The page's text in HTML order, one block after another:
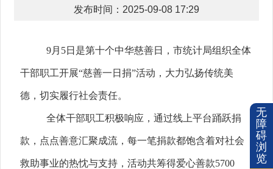
发布时间：2025-09-08 17:29
9月 5日是第十个中华慈善日，市统计局组织全体
干部职工开展“慈善一日捐”活动，大力弘扬传统美
德，切实履行社会责任。
全体干部职工积极响应，通过线上平台踊跃捐
款，点点善意汇聚成流，每一笔捐款都饱含着对社会
救助事业的热忱与支持，活动共筹得爱心善款5700
无
障
碍
浏
览